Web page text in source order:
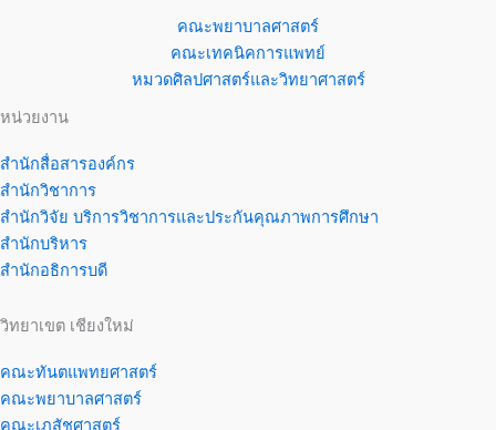
คณะพยาบาลศาสตร์
คณะเทคนิคการแพทย์
หมวดศิลปศาสตร์และวิทยาศาสตร์
หน่วยงาน
สำนักสื่อสารองค์กร
สำนักวิชาการ
สำนักวิจัย บริการวิชาการและประกันคุณภาพการศึกษา
สำนักบริหาร
สำนักอธิการบดี
วิทยาเขต เชียงใหม่
คณะทันตแพทยศาสตร์
คณะพยาบาลศาสตร์
คณะเภสัชศาสตร์